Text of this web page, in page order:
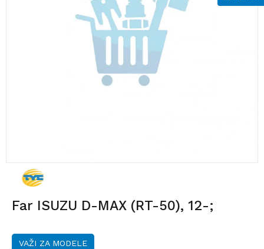
Far ISUZU D-MAX (RT-50), 12-;
VAŽI ZA MODELE